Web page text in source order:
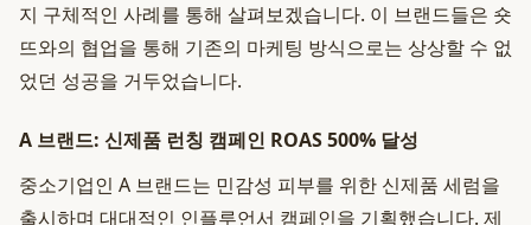
지 구체적인 사례를 통해 살펴보겠습니다. 이 브랜드들은 숏
뜨와의 협업을 통해 기존의 마케팅 방식으로는 상상할 수 없
었던 성공을 거두었습니다.
A 브랜드: 신제품 런칭 캠페인 ROAS 500% 달성
중소기업인 A 브랜드는 민감성 피부를 위한 신제품 세럼을
출시하며 대대적인 인플루언서 캠페인을 기획했습니다. 제